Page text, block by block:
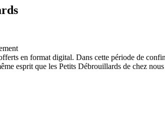
en format digital. Dans cette période de
esprit que les Petits Débrouillards de chez nous